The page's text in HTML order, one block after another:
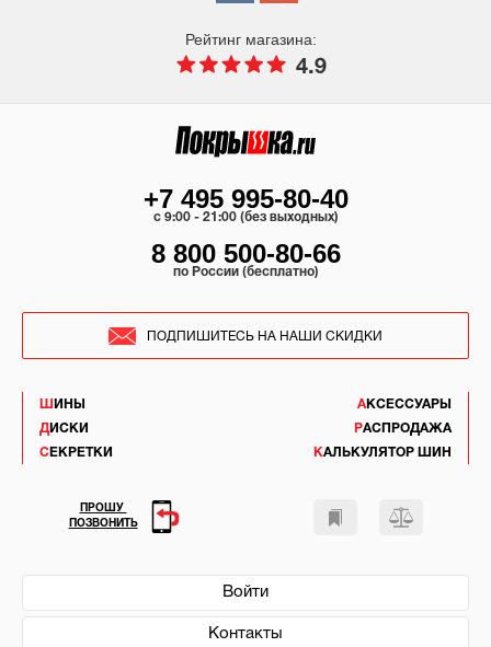
Рейтинг магазина:
4.9
ШИНЫ
ДИСКИ
СЕКРЕТКИ
АКСЕССУАРЫ
РАСПРОДАЖА
КАЛЬКУЛЯТОР ШИН
Войти
Контакты
+7 495 995-80-40
c 9:00 - 21:00 (без выходных)
8 800 500-80-66
по России (бесплатно)
ПОДПИШИТЕСЬ НА НАШИ СКИДКИ
ПРОШУ
ПОЗВОНИТЬ